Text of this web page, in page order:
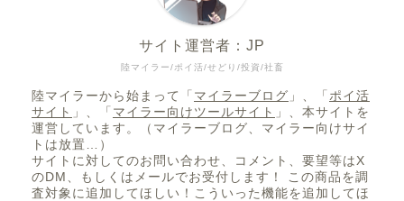
陸マイラー/ポイ活/せどり/投資/社畜
サイト運営者：JP
陸マイラーから始まって「 マイラーブログ 」、「 ポイ活
サイト 」、「 マイラー向けツールサイト 」、本サイトを
運営しています。（マイラーブログ、マイラー向けサイ
トは放置…）
サイトに対してのお問い合わせ、コメント、要望等はX
のDM、もしくはメールでお受付します！ この商品を調
査対象に追加してほしい！こういった機能を追加してほ